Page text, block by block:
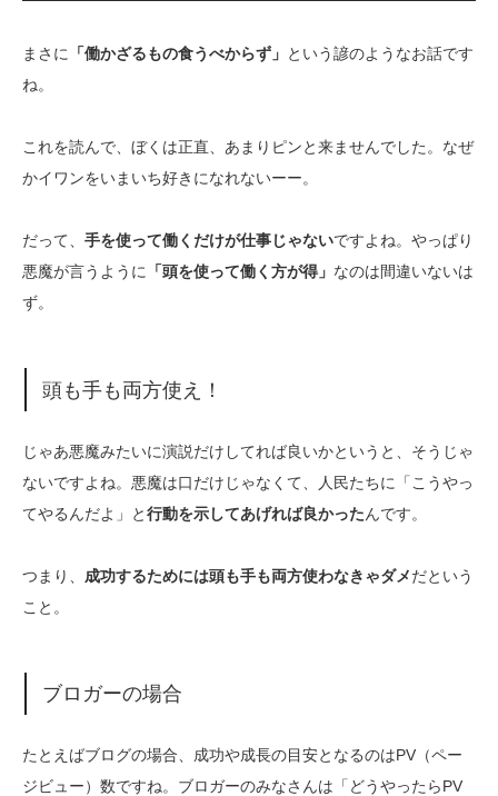
まさに 「働かざるもの食うべからず」 という諺のようなお話です
ね。
これを読んで、ぼくは正直、あまりピンと来ませんでした。なぜ
かイワンをいまいち好きになれないーー。
だって、 手を使って働くだけが仕事じゃないですよね。やっぱり
悪魔が言うように 「頭を使って働く方が得」 なのは間違いないは
ず。
頭も手も両方使え！
じゃあ悪魔みたいに演説だけしてれば良いかというと、そうじゃ
ないですよね。悪魔は口だけじゃなくて、人民たちに「こうやっ
てやるんだよ」と行動を示してあげれば良かったんです。
つまり、 成功するためには頭も手も両方使わなきゃダメだという
こと。
ブロガーの場合
たとえばブログの場合、成功や成長の目安となるのはPV（ペー
ジビュー）数ですね。ブロガーのみなさんは「どうやったらPV